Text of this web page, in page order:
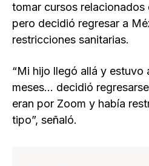
tomar cursos relacionados
pero decidió regresar a
restricciones sanitarias.
“Mi hijo llegó allá y estuvo
meses… decidió
eran por Zoom y había
tipo”, señaló.